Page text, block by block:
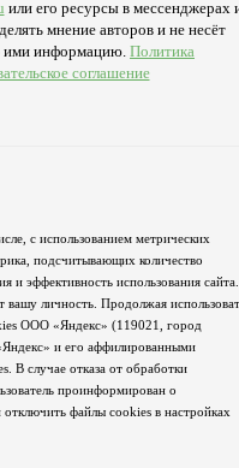
или его ресурсы в мессенджерах
мнение авторов и не несёт
ими информацию.Политика
соглашение
с использованием метрических
подсчитывающих количество
и эффективность использования сайта.
личность. Продолжая
ООО «Яндекс» (119021, город
и его аффилированными
В случае отказа от обработки
проинформирован о
файлы cookies в настройках